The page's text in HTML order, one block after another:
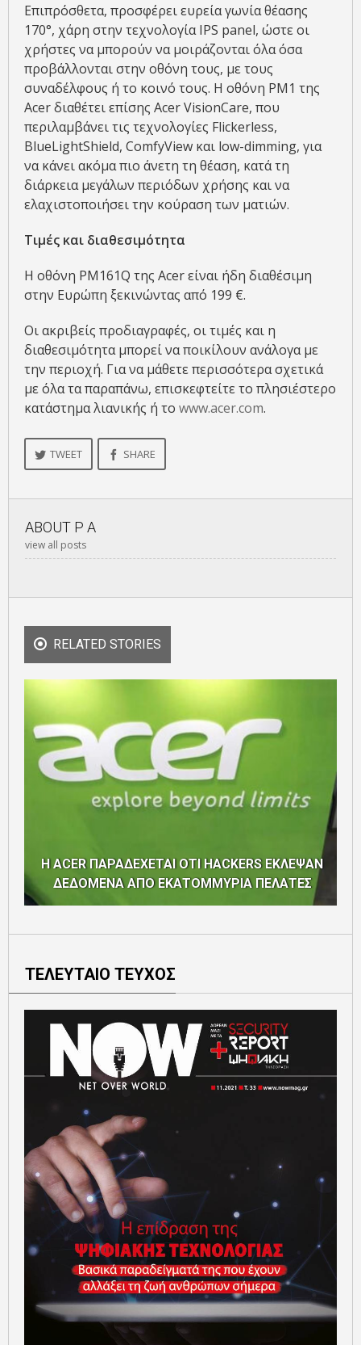
Επιπρόσθετα, προσφέρει ευρεία γωνία θέασης
170°, χάρη στην τεχνολογία IPS panel, ώστε οι
χρήστες να μπορούν να μοιράζονται όλα όσα
προβάλλονται στην οθόνη τους, με τους
συναδέλφους ή το κοινό τους. Η οθόνη PM1 της
Acer διαθέτει επίσης Acer VisionCare, που
περιλαμβάνει τις τεχνολογίες Flickerless,
BlueLightShield, ComfyView και low-dimming, για
να κάνει ακόμα πιο άνετη τη θέαση, κατά τη
διάρκεια μεγάλων περιόδων χρήσης και να
ελαχιστοποιήσει την κούραση των ματιών.
Τιμές και διαθεσιμότητα
Η οθόνη PM161Q της Acer είναι ήδη διαθέσιμη
στην Ευρώπη ξεκινώντας από 199 €.
Οι ακριβείς προδιαγραφές, οι τιμές και η
διαθεσιμότητα μπορεί να ποικίλουν ανάλογα με
την περιοχή. Για να μάθετε περισσότερα σχετικά
με όλα τα παραπάνω, επισκεφτείτε το πλησιέστερο
κατάστημα λιανικής ή το www.acer.com.
TWEET SHARE
ABOUT P A
view all posts
RELATED STORIES
Η ACER ΠΑΡΑΔΕΧΕΤΑΙ ΟΤΙ HACKERS ΕΚΛΕΨΑΝ
ΔΕΔΟΜΕΝΑ ΑΠΟ ΕΚΑΤΟΜΜΥΡΙΑ ΠΕΛΑΤΕΣ
ΤΕΛΕΥΤΑΙΟ ΤΕΥΧΟΣ